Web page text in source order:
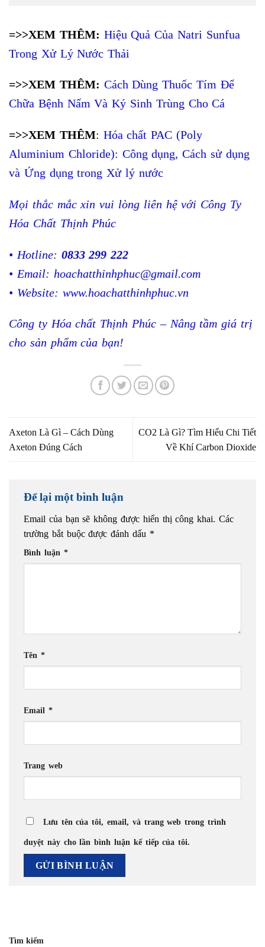
=>>XEM THÊM: Hiệu Quả Của Natri Sunfua
Trong Xử Lý Nước Thải
=>>XEM THÊM: Cách Dùng Thuốc Tím Để
Chữa Bệnh Nấm Và Ký Sinh Trùng Cho Cá
=>>XEM THÊM: Hóa chất PAC (Poly
Aluminium Chloride): Công dụng, Cách sử dụng
và Ứng dụng trong Xử lý nước
Mọi thắc mắc xin vui lòng liên hệ với Công Ty
Hóa Chất Thịnh Phúc
• Hotline: 0833 299 222
• Email: hoachatthinhphuc@gmail.com
• Website: www.hoachatthinhphuc.vn
Công ty Hóa chất Thịnh Phúc – Nâng tầm giá trị
cho sản phẩm của bạn!
Axeton Là Gì – Cách Dùng
Axeton Đúng Cách
CO2 Là Gì? Tìm Hiểu Chi Tiết
Về Khí Carbon Dioxide
Để lại một bình luận
Email của bạn sẽ không được hiển thị công khai. Các
trường bắt buộc được đánh dấu *
Bình luận *
Tên *
Email *
Trang web
Lưu tên của tôi, email, và trang web trong trình
duyệt này cho lần bình luận kế tiếp của tôi.
Tìm kiếm